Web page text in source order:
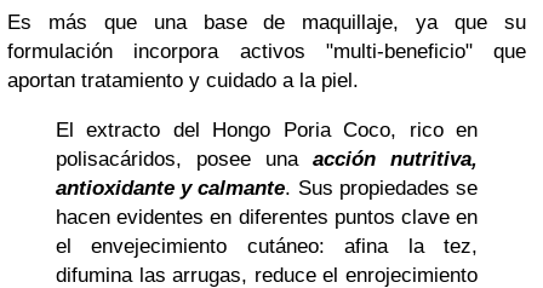
Es más que una base de maquillaje, ya que su
formulación incorpora activos "multi-beneficio" que
aportan tratamiento y cuidado a la piel.
Elextracto del Hongo Poria Coco, rico en
polisacáridos, posee una acción nutritiva,
antioxidante y calmante. Sus propiedades se
hacen evidentes en diferentes puntos clave en
el envejecimiento cutáneo: afina la tez,
difumina las arrugas, reduce el enrojecimiento